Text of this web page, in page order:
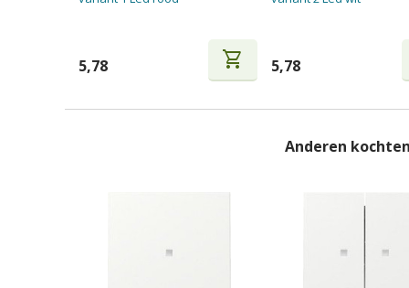
5,78 shopping_cart 5,78
Anderen